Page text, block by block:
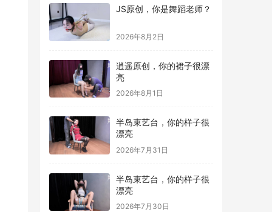
JS原创，你是舞蹈老师？
2026年8月2日
逍遥原创，你的裙子很漂
亮
2026年8月1日
半岛束艺台，你的样子很
漂亮
2026年7月31日
半岛束艺台，你的样子很
漂亮
2026年7月30日